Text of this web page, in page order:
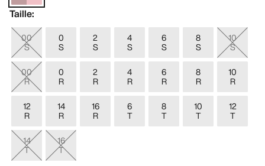
Taille:
00
S
0
S
2
S
4
S
6
S
8
S
10
S
00
R
0
R
2
R
4
R
6
R
8
R
10
R
12
R
14
R
16
R
6
T
8
T
10
T
12
T
14
T
16
T